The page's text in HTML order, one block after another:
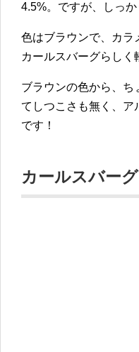
4.5%。ですが、しっ
色はブラウンで、カラ
カールスバーグらし
ブラウンの色から、
てしつこさも無く、ア
です！
カールスバー